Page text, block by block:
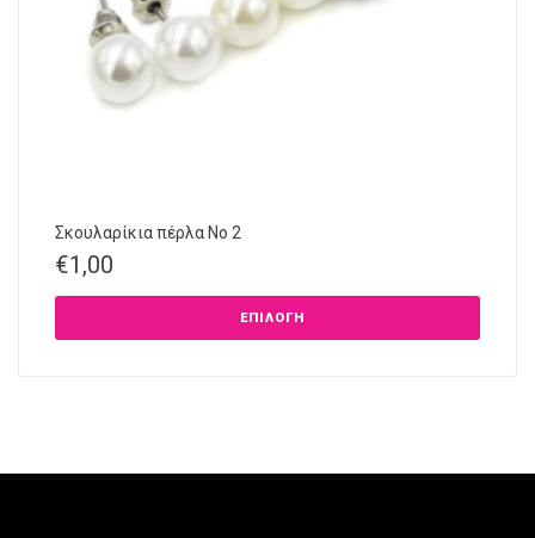
Σκουλαρίκια πέρλα No 2
€1,00
ΕΠΙΛΟΓΉ